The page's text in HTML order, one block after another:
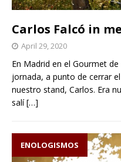
Carlos Falcó in
April 29, 2020
En Madrid en el Gourmet
jornada, a punto de cerrar
nuestro stand, Carlos. Era
salí[…]
ENOLOGISMOS